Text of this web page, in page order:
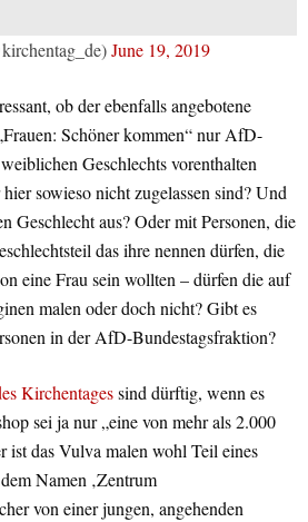
June 19, 2019
ob der ebenfalls angebotene
Schöner kommen“ nur AfD-
Geschlechts vorenthalten
sowieso nicht zugelassen sind? Und
Geschlecht aus? Oder mit Personen, die
das ihre nennen dürfen, die
eine Frau sein wollten – dürfen die auf
malen oder doch nicht? Gibt es
in der AfD-Bundestagsfraktion?
Kirchentagessind dürftig, wenn es
sei ja nur „eine von mehr als 2.000
ist das Vulva malen wohl Teil eines
Namen ‚Zentrum
von einer jungen, angehenden